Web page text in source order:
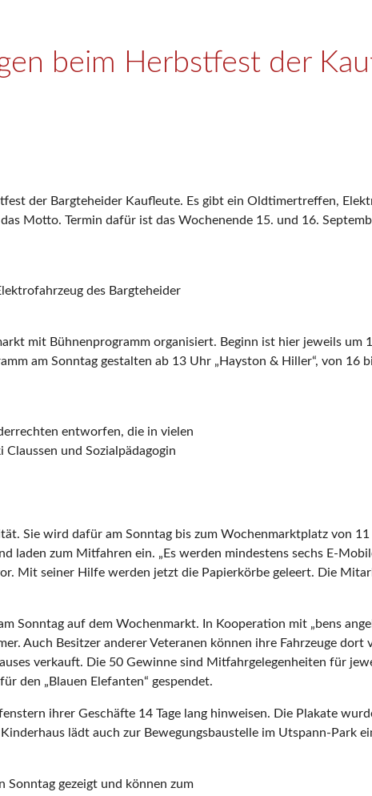
beim Herbstfest der
der Bargteheider Kaufleute. Es gibt ein Oldtimertreffen,
Motto. Termin dafür ist das Wochenende 15. und 16.
des Bargteheider
mit Bühnenprogramm organisiert. Beginn ist hier jeweils um
am Sonntag gestalten ab 13 Uhr „Hayston & Hiller“, von 16
entworfen, die in vielen
und Sozialpädagogin
Sie wird dafür am Sonntag bis zum Wochenmarktplatz von
laden zum Mitfahren ein. „Es werden mindestens sechs E-
Mit seiner Hilfe werden jetzt die Papierkörbe geleert. Die
Sonntag auf dem Wochenmarkt. In Kooperation mit „bens
Auch Besitzer anderer Veteranen können ihre Fahrzeuge
verkauft. Die 50 Gewinne sind Mitfahrgelegenheiten für
den „Blauen Elefanten“ gespendet.
ihrer Geschäfte 14 Tage lang hinweisen. Die Plakate
lädt auch zur Bewegungsbaustelle im Utspann-Park
gezeigt und können zum